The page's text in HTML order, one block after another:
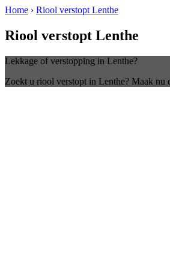
Home › Riool verstopt Lenthe
Riool verstopt Lenthe
Lekkage of verstopping in Lenthe?
Zoekt u riool verstopt in Lenthe? Maak nu